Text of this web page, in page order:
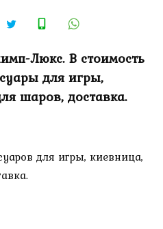
Люкс. В стоимость
для игры,
шаров, доставка.
для игры, киевница,